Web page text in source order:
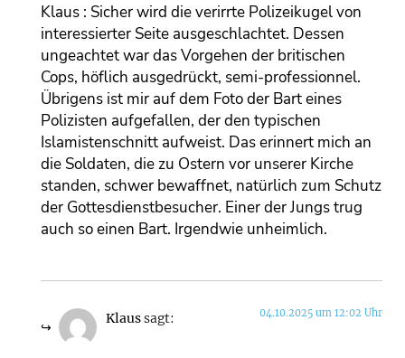
Klaus : Sicher wird die verirrte Polizeikugel von
interessierter Seite ausgeschlachtet. Dessen
ungeachtet war das Vorgehen der britischen
Cops, höflich ausgedrückt, semi-professionnel.
Übrigens ist mir auf dem Foto der Bart eines
Polizisten aufgefallen, der den typischen
Islamistenschnitt aufweist. Das erinnert mich an
die Soldaten, die zu Ostern vor unserer Kirche
standen, schwer bewaffnet, natürlich zum Schutz
der Gottesdienstbesucher. Einer der Jungs trug
auch so einen Bart. Irgendwie unheimlich.
Klaussagt: 04.10.2025 um 12:02 Uhr